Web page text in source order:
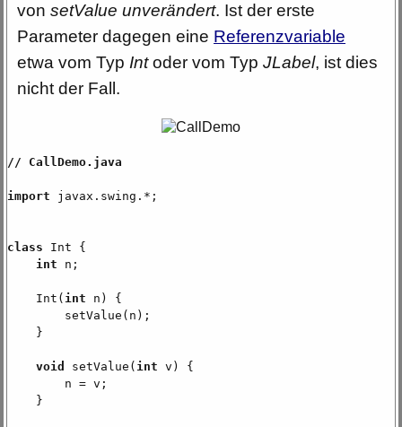
von setValue unverändert. Ist der erste
Parameter dagegen eine Referenzvariable
etwa vom Typ Intoder vom Typ JLabel, ist dies
nicht der Fall.
// CallDemo.java
import javax.swing.*;
class Int {
int n;
Int( int n) {
setValue(n);
}
void setValue( int v) {
n = v;
}